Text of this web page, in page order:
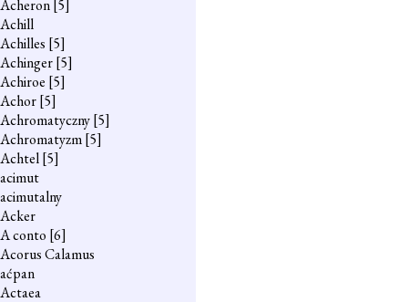
Acheron[5]
Achill
Achilles [5]
Achinger[5]
Achiroe [5]
Achor[5]
Achromatyczny[5]
Achromatyzm[5]
Achtel[5]
acimut
acimutalny
Acker
A conto [6]
Acorus Calamus
aćpan
Actaea